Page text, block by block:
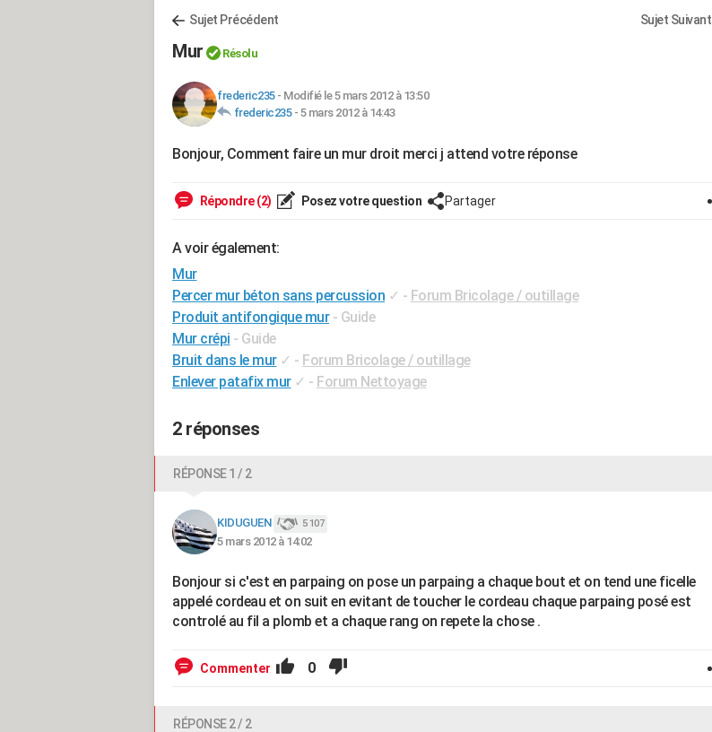
Sujet Précédent Sujet Suivant
Mur Résolu
frederic235- Modifié le 5 mars 2012 à 13:50
frederic235- 5 mars 2012 à 14:43
Bonjour, Comment faire un mur droit merci j attend votre réponse
Répondre (2) Posez votre question Partager
A voir également:
Mur
Percer mur béton sans percussion ✓ - Forum Bricolage / outillage
Produit antifongique mur - Guide
Mur crépi - Guide
Bruit dans le mur ✓ - Forum Bricolage / outillage
Enlever patafix mur ✓ - Forum Nettoyage
2 réponses
RÉPONSE 1 / 2
KIDUGUEN 5 107
5 mars 2012 à 14:02
Bonjour si c'est en parpaing on pose un parpaing a chaque bout et on tend une ficelle
appelé cordeau et on suit en evitant de toucher le cordeau chaque parpaing posé est
controlé au fil a plomb et a chaque rang on repete la chose .
Commenter 0
RÉPONSE 2 / 2